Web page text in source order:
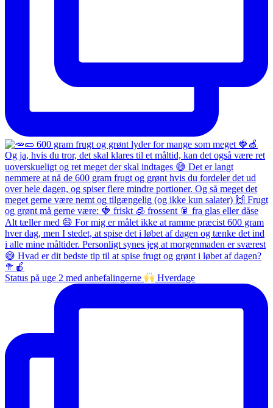
Status på uge 2 med anbefalingerne Hverdage